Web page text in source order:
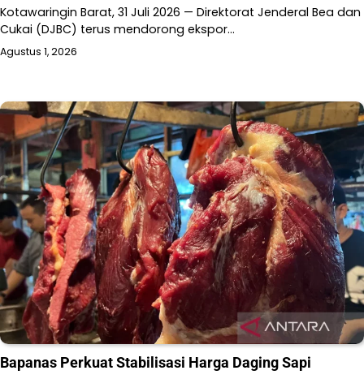
Kotawaringin Barat, 31 Juli 2026 — Direktorat Jenderal Bea dan
Cukai (DJBC) terus mendorong ekspor…
Agustus 1, 2026
Bapanas Perkuat Stabilisasi Harga Daging Sapi